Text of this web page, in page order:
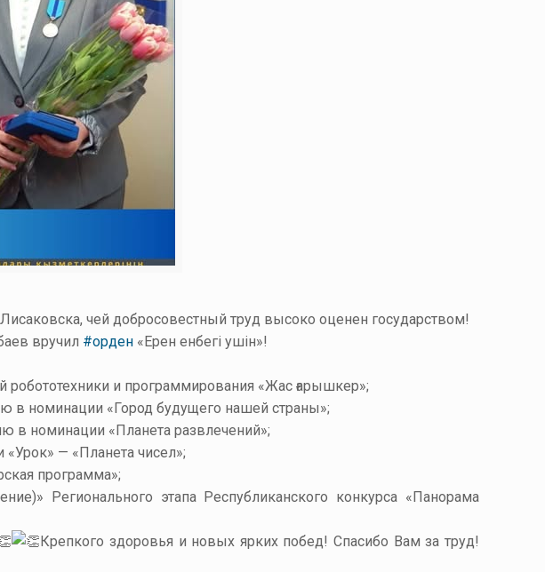
чей добросовестный труд высоко оценен государством!
вручил #орден «Ерен енбегі ушін»!
и программирования «Жас ғарышкер»;
в номинации «Город будущего нашей страны»;
в номинации «Планета развлечений»;
«Урок» — «Планета чисел»;
программа»;
Регионального этапа Республиканского конкурса «Панорама
Крепкого здоровья и новых ярких побед! Спасибо Вам за труд!